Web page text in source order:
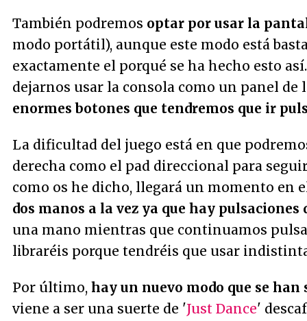
También podremos optar por usar la
modo portátil), aunque este modo está
exactamente el porqué se ha hecho esto
dejarnos usar la consola como un panel de
enormes botones que tendremos que ir
La dificultad del juego está en que
derecha como el pad direccional para
como os he dicho, llegará un momento en
dos manos a la vez ya que hay
una mano mientras que continuamos
libraréis porque tendréis que usar
Por último, hay un nuevo modo que se
viene a ser una suerte de 'Just Dance'